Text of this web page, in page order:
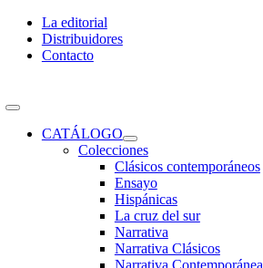
Skip
content
La editorial
Distribuidores
Contacto
Toggle
NavigationCATÁLOGO
Colecciones
Clásicos contemporáneos
Ensayo
Hispánicas
La cruz del sur
Narrativa
Narrativa Clásicos
Narrativa Contemporánea